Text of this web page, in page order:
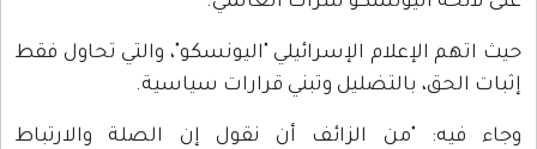
حيث اتهم الإعلام الإسرائيلي "اليونسكو"، والتي تحاول فقط
إثبات الحق، بالتضليل وتبني قرارات سياسية.
وجاء فيه: "من الزائف أن نقول إن الصلة والارتباط